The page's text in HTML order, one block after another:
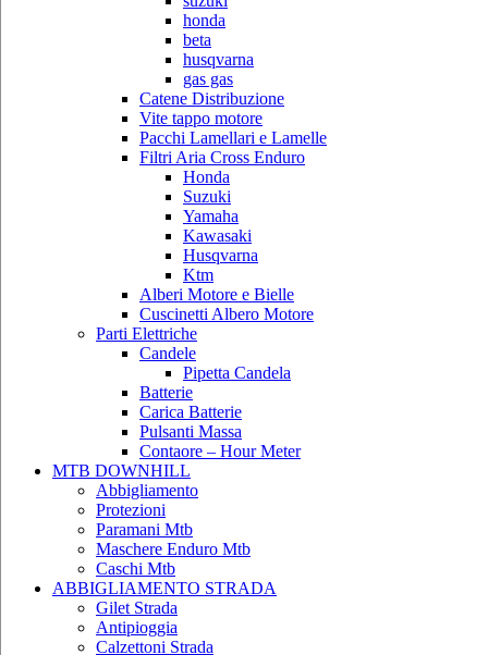
honda
beta
husqvarna
gas gas
Catene Distribuzione
Vite tappo motore
Pacchi Lamellari e Lamelle
Filtri Aria Cross Enduro
Honda
Suzuki
Yamaha
Kawasaki
Husqvarna
Ktm
Alberi Motore e Bielle
Cuscinetti Albero Motore
Parti Elettriche
Candele
Pipetta Candela
Batterie
Carica Batterie
Pulsanti Massa
Contaore – Hour Meter
MTB DOWNHILL
Abbigliamento
Protezioni
Paramani Mtb
Maschere Enduro Mtb
Caschi Mtb
ABBIGLIAMENTO STRADA
Gilet Strada
Antipioggia
Calzettoni Strada